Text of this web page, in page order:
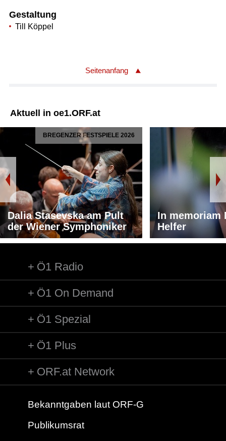
Gestaltung
Till Köppel
Seitenanfang
Aktuell in oe1.ORF.at
BREGENZER FESTSPIELE 2026
Dalia Stasevska am Pult
der Wiener Symphoniker
In memoriam
Helfer
Ö1 Radio
Ö1 On Demand
Ö1 Spezial
Ö1 Plus
ORF.at Network
Bekanntgaben laut ORF-G
Publikumsrat